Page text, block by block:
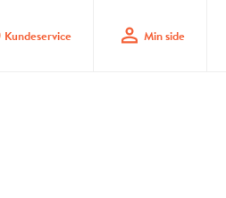
Kundeservice profile Min side